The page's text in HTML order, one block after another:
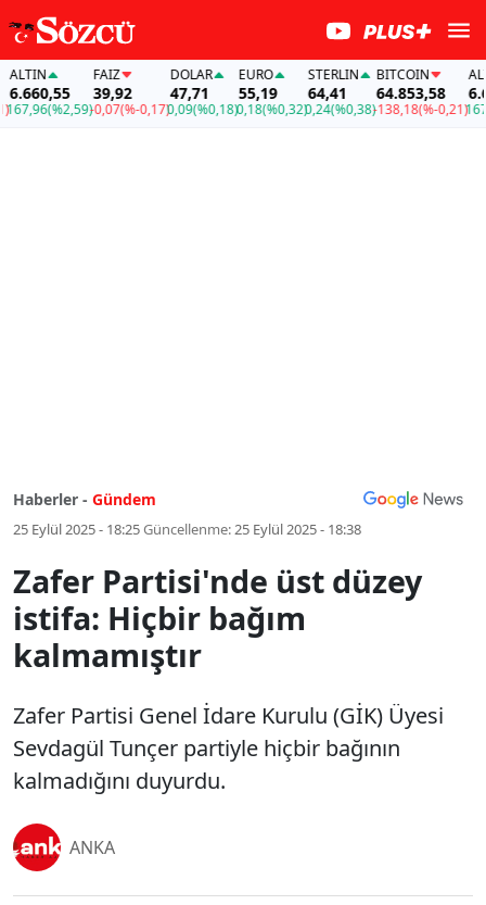
(%2,59)
FAİZ
39,92
-0,07(%-0,17)
DOLAR
47,71
0,09(%0,18)
EURO
55,19
0,18(%0,32)
STERLIN
64,41
0,24(%0,38)
BITCOIN
64.853,58
-138,18(%-0,21)
ALTIN
167,96
Haberler - Gündem
25 Eylül 2025 - 18:25Güncellenme:25 Eylül 2025 - 18:38
Zafer Partisi'nde üst düzey
istifa: Hiçbir bağım
kalmamıştır
Zafer Partisi Genel İdare Kurulu (GİK) Üyesi
Sevdagül Tunçer partiyle hiçbir bağının
kalmadığını duyurdu.
ANKA